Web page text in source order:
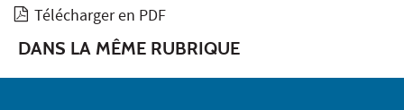
Télécharger en PDF
DANS LA MÊME RUBRIQUE